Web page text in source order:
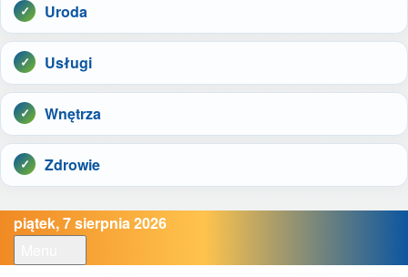
Uroda
Usługi
Wnętrza
Zdrowie
piątek, 7 sierpnia 2026